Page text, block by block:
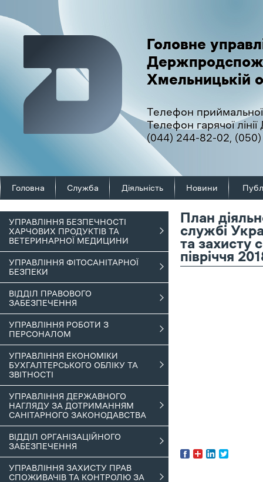
Головне
Хмельницькій
Телефон
Телефон гарячої
(044) 244-82-02,
Головна Служба Діяльність Новини
УПРАВЛІННЯ БЕЗПЕЧНОСТІ
ХАРЧОВИХ ПРОДУКТІВ ТА
ВЕТЕРИНАРНОЇ МЕДИЦИНИ
УПРАВЛІННЯ ФІТОСАНІТАРНОЇ
БЕЗПЕКИ
ВІДДІЛ ПРАВОВОГО
ЗАБЕЗПЕЧЕННЯ
УПРАВЛІННЯ РОБОТИ З
ПЕРСОНАЛОМ
УПРАВЛІННЯ ЕКОНОМІКИ
БУХГАЛТЕРСЬКОГО ОБЛІКУ ТА
ЗВІТНОСТІ
УПРАВЛІННЯ ДЕРЖАВНОГО
НАГЛЯДУ ЗА ДОТРИМАННЯМ
САНІТАРНОГО ЗАКОНОДАВСТВА
ВІДДІЛ ОРГАНІЗАЦІЙНОГО
ЗАБЕЗПЕЧЕННЯ
УПРАВЛІННЯ ЗАХИСТУ ПРАВ
СПОЖИВАЧІВ ТА КОНТРОЛЮ ЗА
План
службі
та захисту
півріччя